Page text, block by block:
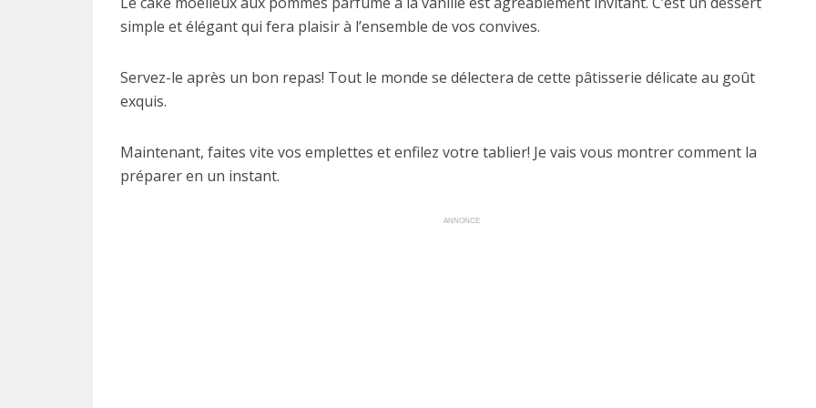
simple et élégant qui fera plaisir à l’ensemble de vos convives.
Servez-le après un bon repas! Tout le monde se délectera de cette pâtisserie délicate au goût
exquis.
Maintenant, faites vite vos emplettes et enfilez votre tablier! Je vais vous montrer comment la
préparer en un instant.
ANNONCE